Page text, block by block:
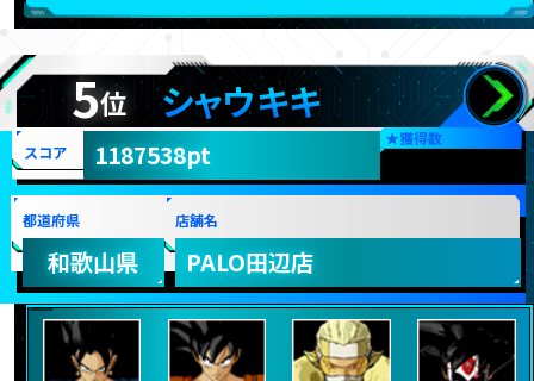
5位 シャウキキ
★獲得数
スコア 1187538pt
都道府県
和歌山県
店舗名
PALO田辺店